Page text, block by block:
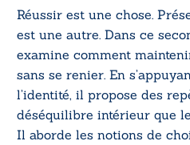
Réussir est une chose.
est une autre. Dans ce
examine comment
sans se renier. En
l’identité, il propose des
déséquilibre intérieur que
Il aborde les notions de